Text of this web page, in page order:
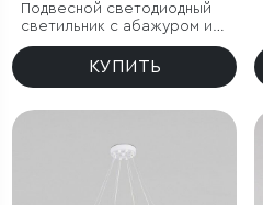
Подвесной светодиодный
светильник с абажуром из
ткани
КУПИТЬ